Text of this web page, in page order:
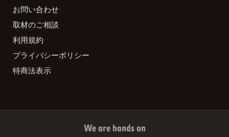
お問い合わせ
取材のご相談
利用規約
プライバシーポリシー
特商法表示
We are hands on